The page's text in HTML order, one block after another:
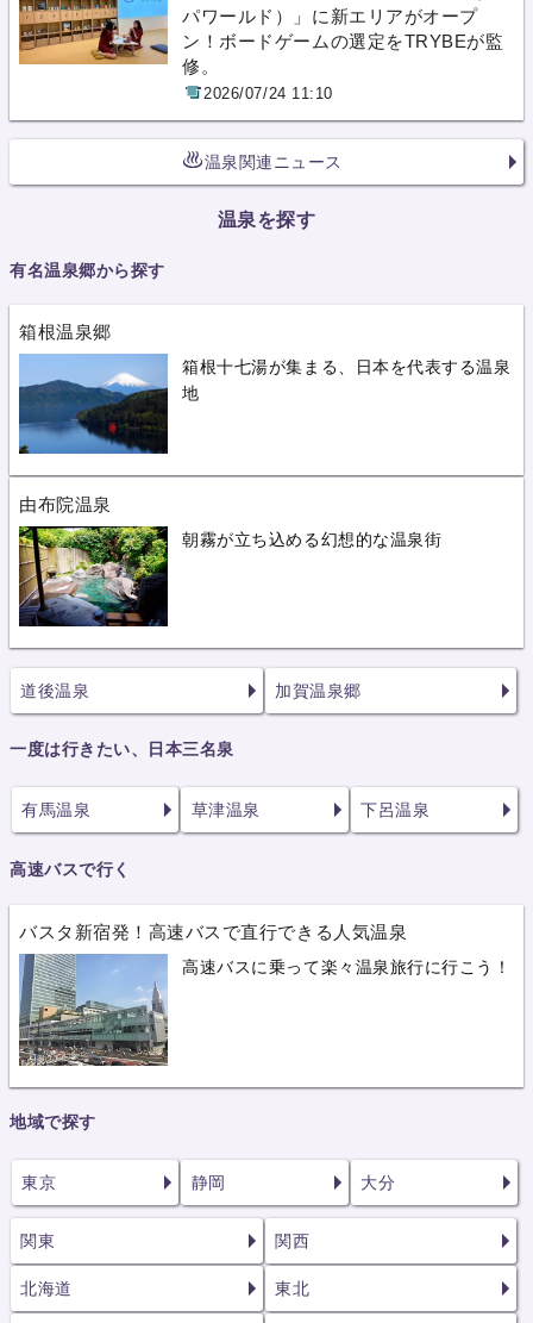
パワールド）」に新エリアがオープ
ン！ボードゲームの選定をTRYBEが監
修。
2026/07/24 11:10
温泉関連ニュース
温泉を探す
有名温泉郷から探す
箱根温泉郷
箱根十七湯が集まる、日本を代表する温泉
地
由布院温泉
朝霧が立ち込める幻想的な温泉街
道後温泉 加賀温泉郷
一度は行きたい、日本三名泉
有馬温泉 草津温泉 下呂温泉
高速バスで行く
バスタ新宿発！高速バスで直行できる人気温泉
高速バスに乗って楽々温泉旅行に行こう！
地域で探す
東京 静岡 大分
関東 関西
北海道 東北